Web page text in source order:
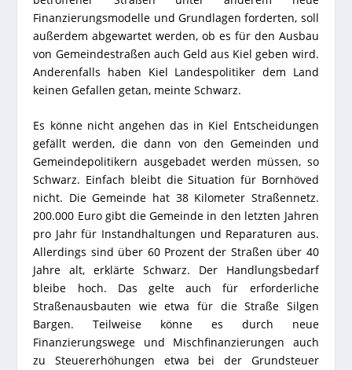
Finanzierungsmodelle und Grundlagen forderten, soll
außerdem abgewartet werden, ob es für den Ausbau
von Gemeindestraßen auch Geld aus Kiel geben wird.
Anderenfalls haben Kiel Landespolitiker dem Land
keinen Gefallen getan, meinte Schwarz.
Es könne nicht angehen das in Kiel Entscheidungen
gefällt werden, die dann von den Gemeinden und
Gemeindepolitikern ausgebadet werden müssen, so
Schwarz. Einfach bleibt die Situation für Bornhöved
nicht. Die Gemeinde hat 38 Kilometer Straßennetz.
200.000 Euro gibt die Gemeinde in den letzten Jahren
pro Jahr für Instandhaltungen und Reparaturen aus.
Allerdings sind über 60 Prozent der Straßen über 40
Jahre alt, erklärte Schwarz. Der Handlungsbedarf
bleibe hoch. Das gelte auch für erforderliche
Straßenausbauten wie etwa für die Straße Silgen
Bargen. Teilweise könne es durch neue
Finanzierungswege und Mischfinanzierungen auch
zu Steuererhöhungen etwa bei der Grundsteuer